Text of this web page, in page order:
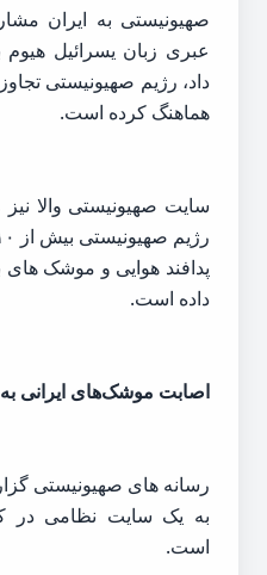
صهیونیستی به ایران
عبری زبان یسرائیل
داد، رژیم صهیونیستی
هماهنگ کرده است.
سایت صهیونیستی والا
پدافند هوایی و موشک های
داده است.
اصابت موشک‌های ایرانی
رسانه های صهیونیستی
به یک سایت نظامی در
است.